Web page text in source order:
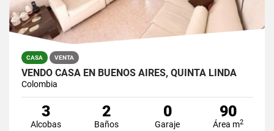
CASA VENTA
VENDO CASA EN BUENOS AIRES, QUINTA LINDA
Colombia
3
Alcobas
2
Baños
0
Garaje
90
Área m2